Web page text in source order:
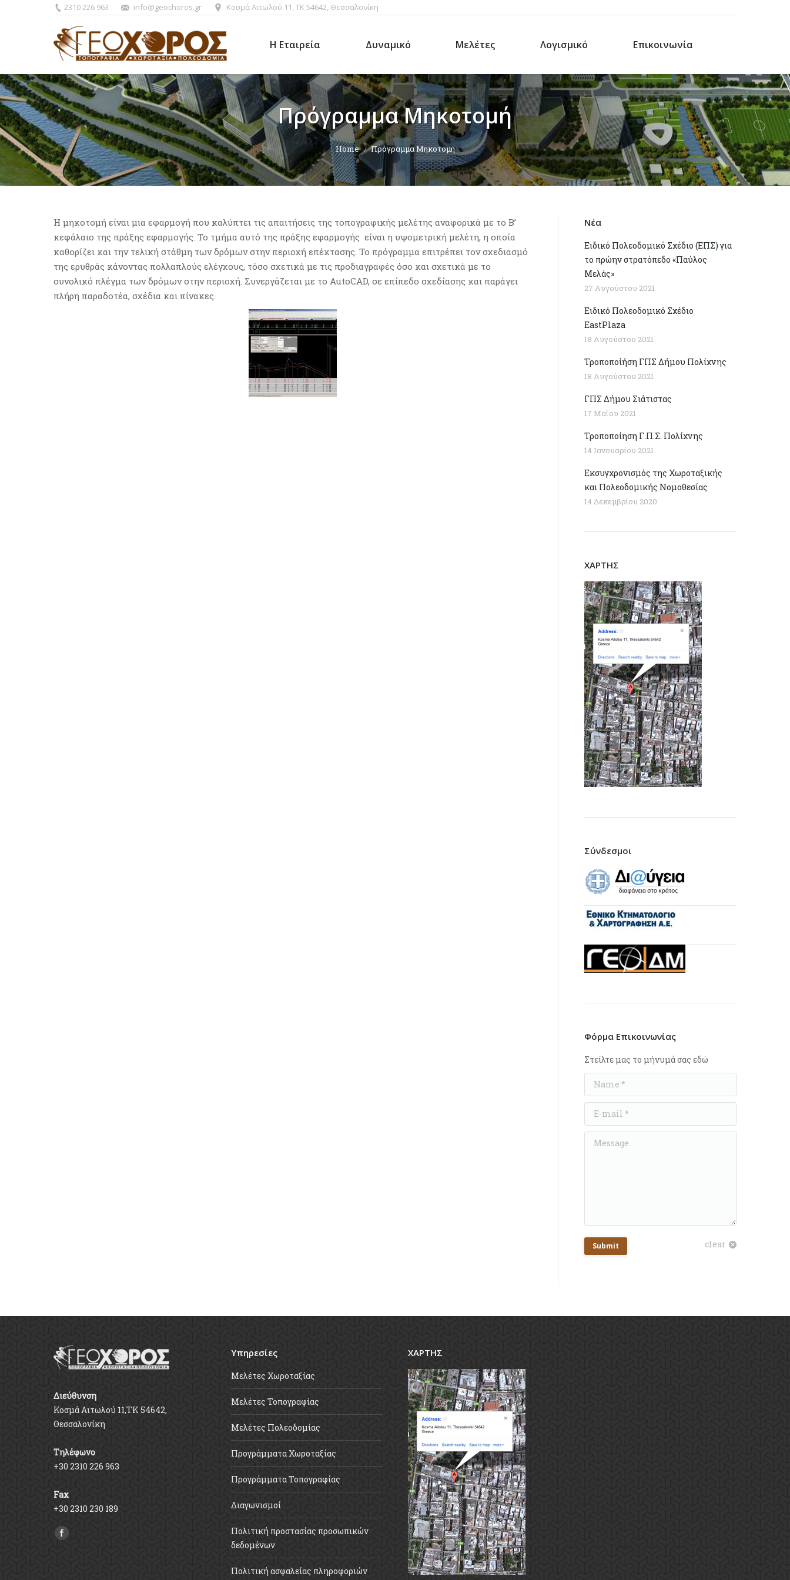
2310 226 963 info@geochoros.gr Κοσμά Αιτωλού 11, ΤΚ 54642, Θεσσαλονίκη
Η Εταιρεία Δυναμικό Μελέτες Λογισμικό Επικοινωνία
Πρόγραμμα Μηκοτομή
You are here:
Home Πρόγραμμα Μηκοτομή
Η μηκοτομή είναι μια εφαρμογή που καλύπτει τις απαιτήσεις της τοπογραφικής μελέτης αναφορικά με το Β’
κεφάλαιο της πράξης εφαρμογής. Το τμήμα αυτό της πράξης εφαρμογής είναι η υψομετρική μελέτη, η οποία
καθορίζει και την τελική στάθμη των δρόμων στην περιοχή επέκτασης. Το πρόγραμμα επιτρέπει τον σχεδιασμό
της ερυθράς κάνοντας πολλαπλούς ελέγχους, τόσο σχετικά με τις προδιαγραφές όσο και σχετικά με το
συνολικό πλέγμα των δρόμων στην περιοχή. Συνεργάζεται με το AutoCAD, σε επίπεδο σχεδίασης και παράγει
πλήρη παραδοτέα, σχέδια και πίνακες.
Νέα
Ειδικό Πολεοδομικό Σχέδιο (ΕΠΣ) για
το πρώην στρατόπεδο «Παύλος
Μελάς»
27 Αυγούστου 2021
Ειδικό Πολεοδομικό Σχέδιο
EastPlaza
18 Αυγούστου 2021
Τροποποίήση ΓΠΣ Δήμου Πολίχνης
18 Αυγούστου 2021
ΓΠΣ Δήμου Σιάτιστας
17 Μαΐου 2021
Τροποποίηση Γ.Π.Σ. Πολίχνης
14 Ιανουαρίου 2021
Εκσυγχρονισμός της Χωροταξικής
και Πολεοδομικής Νομοθεσίας
14 Δεκεμβρίου 2020
ΧΑΡΤΗΣ
Σύνδεσμοι
Φόρμα Επικοινωνίας
Στείλτε μας το μήνυμά σας εδώ
Name *
E-mail *
Message
Submit clear
Διεύθυνση
Κοσμά Αιτωλού 11,ΤΚ 54642,
Θεσσαλονίκη
Τηλέφωνο
+30 2310 226 963
Fax
+30 2310 230 189
Find us on:
Υπηρεσίες
Μελέτες Χωροταξίας
Μελέτες Τοπογραφίας
Μελέτες Πολεοδομίας
Προγράμματα Χωροταξίας
Προγράμματα Τοπογραφίας
Διαγωνισμοί
Πολιτική προστασίας προσωπικών
δεδομένων
Πολιτική ασφαλείας πληροφοριών
ΧΑΡΤΗΣ